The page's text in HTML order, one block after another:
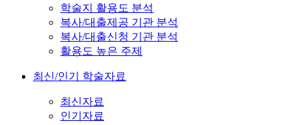
학술지 활용도 분석
복사/대출제공 기관 분석
복사/대출신청 기관 분석
활용도 높은 주제
최신/인기 학술자료
최신자료
인기자료